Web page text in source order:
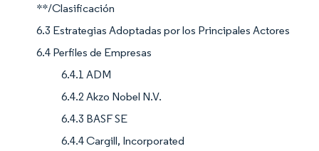
**/Clasificación
6.3 Estrategias Adoptadas por los Principales Actores
6.4 Perfiles de Empresas
6.4.1 ADM
6.4.2 Akzo Nobel N.V.
6.4.3 BASF SE
6.4.4 Cargill, Incorporated